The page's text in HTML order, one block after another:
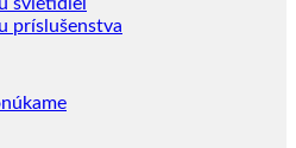
svietidiel
príslušenstva